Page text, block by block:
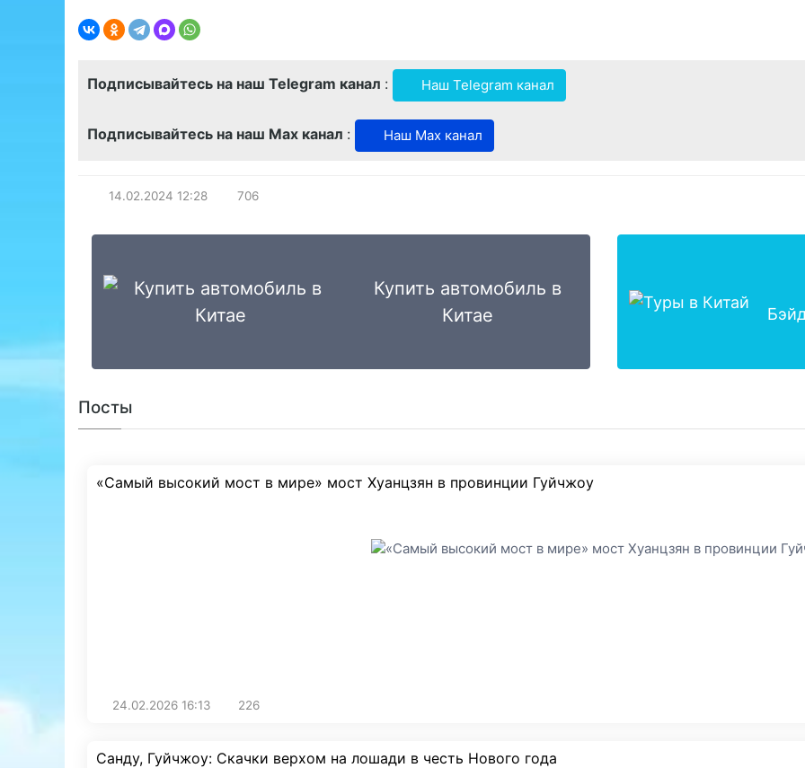
Подписывайтесь на наш Telegram канал : Наш Telegram канал
Подписывайтесь на наш Max канал : Наш Max канал
14.02.2024 12:28 706
Купить автомобиль в
Китае
Посты
«Самый высокий мост в мире» мост Хуанцзян в провинции Гуйчжоу
24.02.2026 16:13 226
Санду, Гуйчжоу: Скачки верхом на лошади в честь Нового года